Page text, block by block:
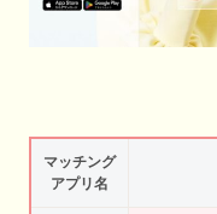
マッチング
アプリ名